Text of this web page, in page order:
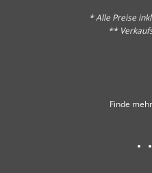
* Alle Preise
**
Finde